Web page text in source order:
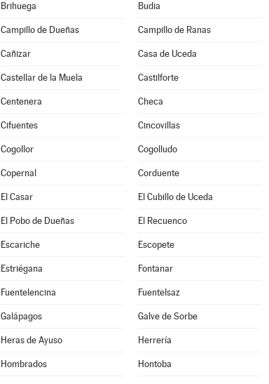
Brihuega Budia
Campillo de Dueñas Campillo de Ranas
Cañizar Casa de Uceda
Castellar de la Muela Castilforte
Centenera Checa
Cifuentes Cincovillas
Cogollor Cogolludo
Copernal Corduente
El Casar El Cubillo de Uceda
El Pobo de Dueñas El Recuenco
Escariche Escopete
Estriégana Fontanar
Fuentelencina Fuentelsaz
Galápagos Galve de Sorbe
Heras de Ayuso Herrería
Hombrados Hontoba